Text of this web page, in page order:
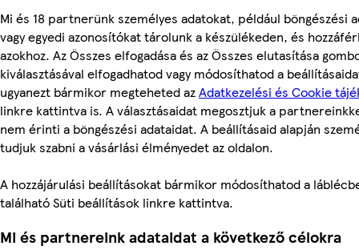
Mi és 18 partnerünk személyes adatokat, például böngészési
vagy egyedi azonosítókat tárolunk a készülékeden, és
azokhoz. Az Összes elfogadása és az Összes elutasítása
kiválasztásával elfogadhatod vagy módosíthatod a
ugyanezt bármikor megteheted azAdatkezelési és Cookie
linkre kattintva is. A választásaidat megosztjuk a
nem érinti a böngészési adataidat. A beállításaid alapján
tudjuk szabni a vásárlási élményedet az oldalon.
A hozzájárulási beállításokat bármikor módosíthatod a
található Süti beállítások linkre kattintva.
Mi és partnereink adataidat a következő célokra